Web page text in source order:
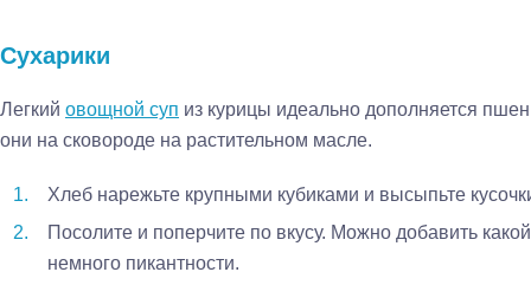
Сухарики
Легкий овощной суп из курицы идеально дополняется
они на сковороде на растительном масле.
Хлеб нарежьте крупными кубиками и высыпьте
Посолите и поперчите по вкусу. Можно добавить
немного пикантности.